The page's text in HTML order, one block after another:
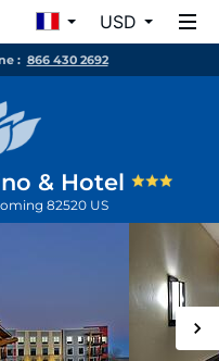
USD
: 866 430 2692
& Hotel
82520 US